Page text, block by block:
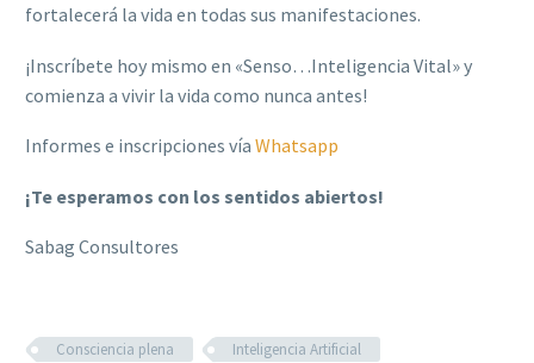
fortalecerá la vida en todas sus manifestaciones.
¡Inscríbete hoy mismo en «Senso…Inteligencia Vital» y
comienza a vivir la vida como nunca antes!
Informes e inscripciones vía Whatsapp
¡Te esperamos con los sentidos abiertos!
Sabag Consultores
Consciencia plena
Inteligencia Artificial